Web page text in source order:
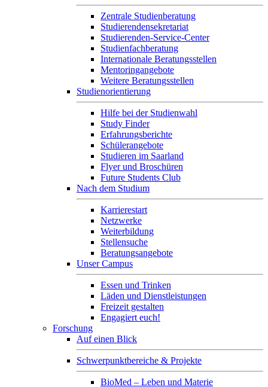
Zentrale Studienberatung
Studierendensekretariat
Studierenden-Service-Center
Studienfachberatung
Internationale Beratungsstellen
Mentoringangebote
Weitere Beratungsstellen
Studienorientierung
Hilfe bei der Studienwahl
Study Finder
Erfahrungsberichte
Schülerangebote
Studieren im Saarland
Flyer und Broschüren
Future Students Club
Nach dem Studium
Karrierestart
Netzwerke
Weiterbildung
Stellensuche
Beratungsangebote
Unser Campus
Essen und Trinken
Läden und Dienstleistungen
Freizeit gestalten
Engagiert euch!
Forschung
Auf einen Blick
Schwerpunktbereiche & Projekte
BioMed – Leben und Materie